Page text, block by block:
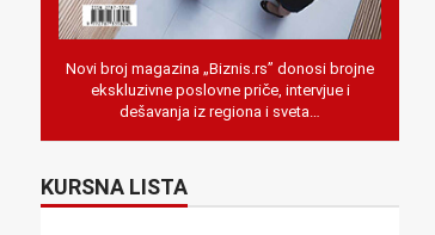
Novi broj magazina „Biznis.rs” donosi brojne
ekskluzivne poslovne priče, intervjue i
dešavanja iz regiona i sveta…
KURSNA LISTA